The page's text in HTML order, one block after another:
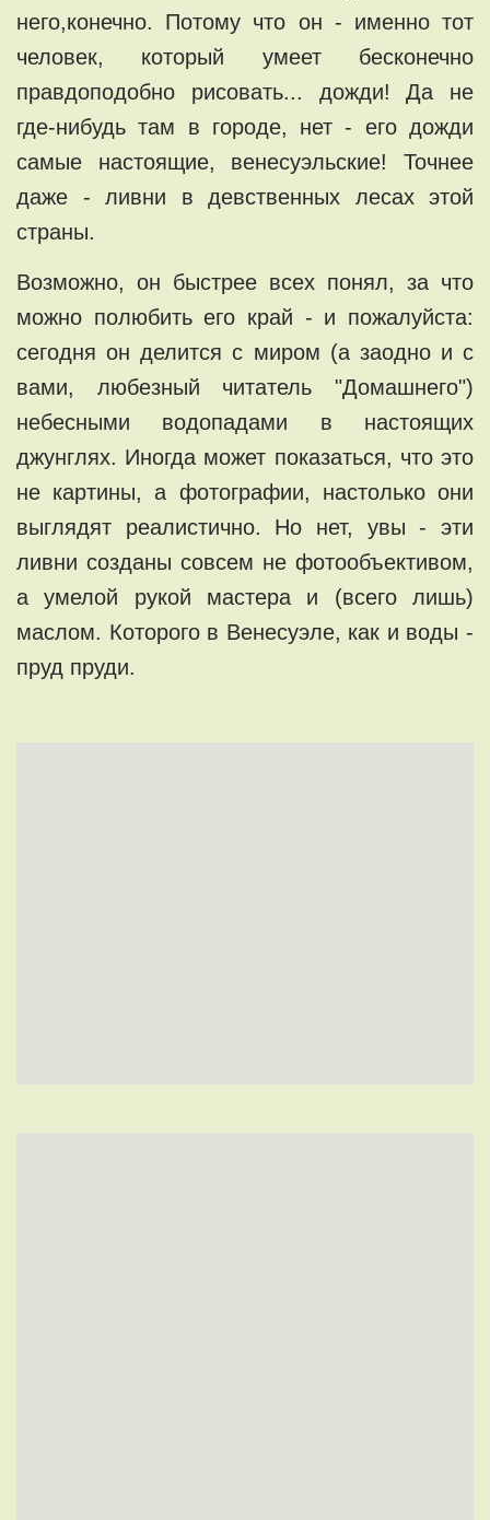
него,конечно. Потому что он - именно тот
человек, который умеет бесконечно
правдоподобно рисовать... дожди! Да не
где-нибудь там в городе, нет - его дожди
самые настоящие, венесуэльские! Точнее
даже - ливни в девственных лесах этой
страны.
Возможно, он быстрее всех понял, за что
можно полюбить его край - и пожалуйста:
сегодня он делится с миром (а заодно и с
вами, любезный читатель "Домашнего")
небесными водопадами в настоящих
джунглях. Иногда может показаться, что это
не картины, а фотографии, настолько они
выглядят реалистично. Но нет, увы - эти
ливни созданы совсем не фотообъективом,
а умелой рукой мастера и (всего лишь)
маслом. Которого в Венесуэле, как и воды -
пруд пруди.